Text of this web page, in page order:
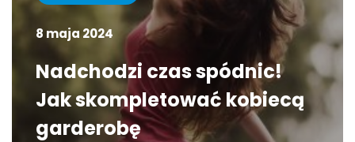
8 maja 2024
Nadchodzi czas spódnic!
Jak skompletować kobiecą
garderobę